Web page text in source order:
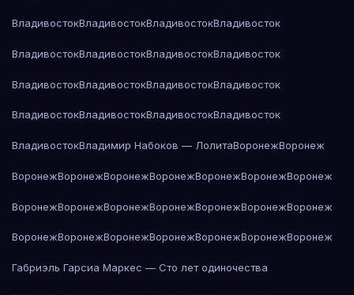
ВладивостокВладивостокВладивостокВладивосток
ВладивостокВладивостокВладивостокВладивосток
ВладивостокВладивостокВладивостокВладивосток
ВладивостокВладивостокВладивостокВладивосток
ВладивостокВладимир Набоков — ЛолитаВоронежВоронеж
ВоронежВоронежВоронежВоронежВоронежВоронежВоронеж
ВоронежВоронежВоронежВоронежВоронежВоронежВоронеж
ВоронежВоронежВоронежВоронежВоронежВоронежВоронеж
Габриэль Гарсиа Маркес — Сто лет одиночества